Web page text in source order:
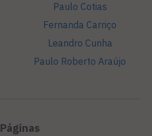
Paulo Cotias
Fernanda Carriço
Leandro Cunha
Paulo Roberto Araújo
Páginas